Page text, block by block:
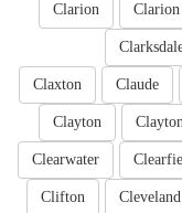
Clarion
Clarion
Claude
Claxton
Clayton
Clearwater
Cleveland
Clifton